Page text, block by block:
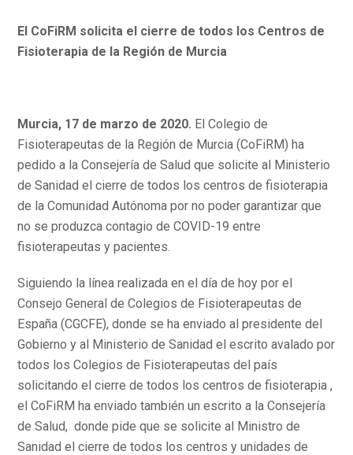
El CoFiRM solicita el cierre de todos los Centros de
Fisioterapia de la Región de Murcia
Murcia, 17 de marzo de 2020. El Colegio de
Fisioterapeutas de la Región de Murcia (CoFiRM) ha
pedido a la Consejería de Salud que solicite al Ministerio
de Sanidad el cierre de todos los centros de fisioterapia
de la Comunidad Autónoma por no poder garantizar que
no se produzca contagio de COVID-19 entre
fisioterapeutas y pacientes.
Siguiendo la línea realizada en el día de hoy por el
Consejo General de Colegios de Fisioterapeutas de
España (CGCFE), donde se ha enviado al presidente del
Gobierno y al Ministerio de Sanidad el escrito avalado por
todos los Colegios de Fisioterapeutas del país
solicitando el cierre de todos los centros de fisioterapia ,
el CoFiRM ha enviado también un escrito a la Consejería
de Salud, donde pide que se solicite al Ministro de
Sanidad el cierre de todos los centros y unidades de